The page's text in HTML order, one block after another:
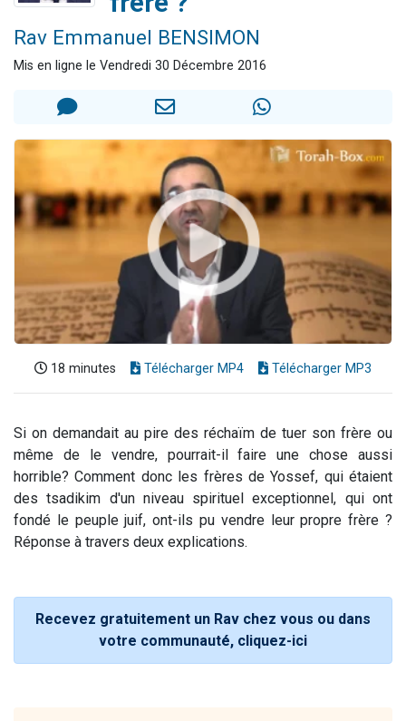
30 personnes viennent de faire un don pour Sauvez la jambe de Yohan
Il reste 49 places pour étudier en groupe sur Zoom
12 nouvelles musiques dans Torah-Box Music
Rav Emmanuel BENSIMON
Mis en ligne le Vendredi 30 Décembre 2016
18 minutes Télécharger MP4 Télécharger MP3
Si on demandait au pire des réchaïm de tuer son frère ou
même de le vendre, pourrait-il faire une chose aussi
horrible? Comment donc les frères de Yossef, qui étaient
des tsadikim d'un niveau spirituel exceptionnel, qui ont
fondé le peuple juif, ont-ils pu vendre leur propre frère ?
Réponse à travers deux explications.
Recevez gratuitement un Rav chez vous ou dans
votre communauté, cliquez-ici